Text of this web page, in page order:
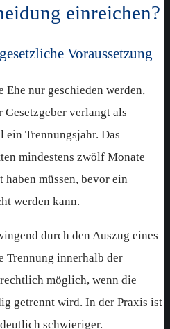
einreichen?
Voraussetzung
Ehe nur geschieden werden,
verlangt als
ein Trennungsjahr. Das
mindestens zwölf Monate
müssen, bevor ein
werden kann.
durch den Auszug eines
Trennung innerhalb der
möglich, wenn die
getrennt wird. In der Praxis ist
schwieriger.